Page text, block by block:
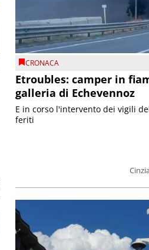
CRONACA
Etroubles: camper in
galleria di Echevennoz
E in corso l'intervento dei vigili
feriti